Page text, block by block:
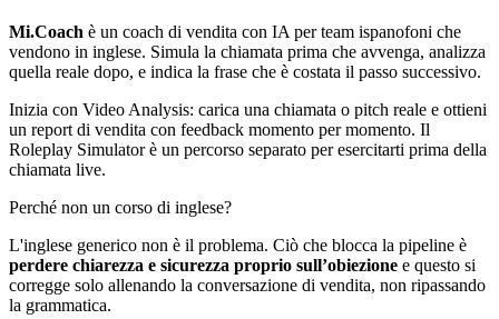
Mi.Coach è un coach di vendita con IA per team ispanofoni che
vendono in inglese. Simula la chiamata prima che avvenga, analizza
quella reale dopo, e indica la frase che è costata il passo successivo.
Inizia con Video Analysis: carica una chiamata o pitch reale e ottieni
un report di vendita con feedback momento per momento. Il
Roleplay Simulator è un percorso separato per esercitarti prima della
chiamata live.
Perché non un corso di inglese?
L'inglese generico non è il problema. Ciò che blocca la pipeline è
perdere chiarezza e sicurezza proprio sull’obiezione e questo si
corregge solo allenando la conversazione di vendita, non ripassando
la grammatica.